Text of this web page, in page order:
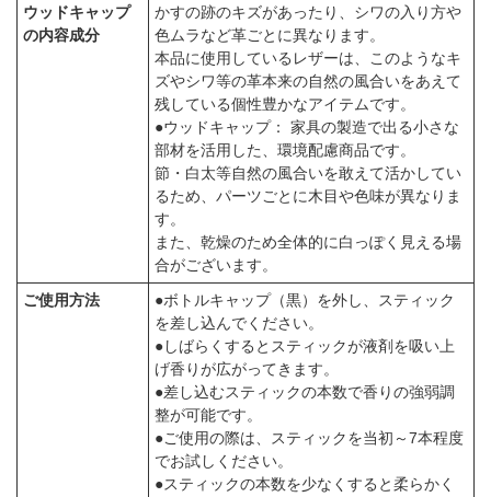
ウッドキャップ
の内容成分
かすの跡のキズがあったり、シワの入り方や
色ムラなど革ごとに異なります。
本品に使用しているレザーは、このようなキ
ズやシワ等の革本来の自然の風合いをあえて
残している個性豊かなアイテムです。
●ウッドキャップ： 家具の製造で出る小さな
部材を活用した、環境配慮商品です。
節・白太等自然の風合いを敢えて活かしてい
るため、パーツごとに木目や色味が異なりま
す。
また、乾燥のため全体的に白っぽく見える場
合がございます。
ご使用方法
●ボトルキャップ（黒）を外し、スティック
を差し込んでください。
●しばらくするとスティックが液剤を吸い上
げ香りが広がってきます。
●差し込むスティックの本数で香りの強弱調
整が可能です。
●ご使用の際は、スティックを当初～7本程度
でお試しください。
●スティックの本数を少なくすると柔らかく